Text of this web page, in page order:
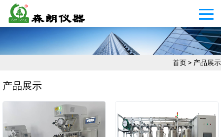
首页 > 产品展示
产品展示